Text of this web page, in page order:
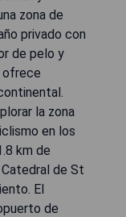
zona de
privado con
de pelo y
ofrece
la zona
en los
km de
de St
El
de